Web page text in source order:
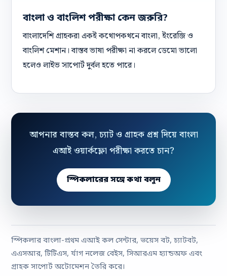
বাংলা ও বাংলিশ পরীক্ষা কেন জরুরি?
বাংলাদেশি গ্রাহকরা একই কথোপকথনে বাংলা, ইংরেজি ও
বাংলিশ মেশান। বাস্তব ভাষা পরীক্ষা না করলে ডেমো ভালো
হলেও লাইভ সাপোর্ট দুর্বল হতে পারে।
আপনার বাস্তব কল, চ্যাট ও গ্রাহক প্রশ্ন দিয়ে বাংলা
এআই ওয়ার্কফ্লো পরীক্ষা করতে চান?
স্পিকলারের সঙ্গে কথা বলুন
স্পিকলার বাংলা-প্রথম এআই কল সেন্টার, ভয়েস বট, চ্যাটবট,
এএসআর, টিটিএস, র্যাগ নলেজ বেইস, সিআরএম হ্যান্ডঅফ এবং
গ্রাহক সাপোর্ট অটোমেশন তৈরি করে।